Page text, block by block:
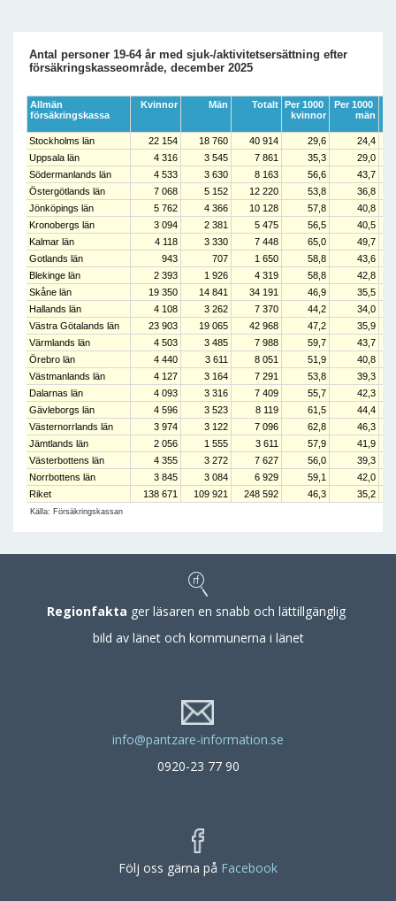
Antal personer 19-64 år med sjuk-/aktivitetsersättning efter
försäkringskasseområde, december 2025
Allmän
försäkringskassa
Kvinnor Män Totalt Per 1000
kvinnor
Per 1000
män
Stockholms län 22 154 18 760 40 914 29,6
24,4
Uppsala län
4 316 3 545 7 861 35,3
29,0
Södermanlands län
4 533 3 630 8 163 56,6
43,7
Östergötlands län
7 068 5 152 12 220 53,8
36,8
Jönköpings län
5 762 4 366 10 128 57,8
40,8
Kronobergs län
3 094 2 381 5 475 56,5
40,5
Kalmar län
4 118 3 330 7 448 65,0
49,7
Gotlands län
943 707 1 650 58,8
43,6
Blekinge län
2 393 1 926 4 319 58,8
42,8
Skåne län
19 350 14 841 34 191 46,9
35,5
Hallands län
4 108 3 262 7 370 44,2
34,0
Västra Götalands län
23 903 19 065 42 968 47,2
35,9
Värmlands län
4 503 3 485 7 988 59,7
43,7
Örebro län
4 440 3 611 8 051 51,9
40,8
Västmanlands län
4 127 3 164 7 291 53,8
39,3
Dalarnas län
4 093 3 316 7 409 55,7
42,3
Gävleborgs län
4 596 3 523 8 119 61,5
44,4
Västernorrlands län
3 974 3 122 7 096 62,8
46,3
Jämtlands län
2 056 1 555 3 611 57,9
41,9
Västerbottens län
4 355 3 272 7 627 56,0
39,3
Norrbottens län
3 845 3 084 6 929 59,1
42,0
Riket
138 671 109 921 248 592 46,3 35,2
Källa: Försäkringskassan
Regionfakta ger läsaren en snabb och lättillgänglig
bild av länet och kommunerna i länet
info@pantzare-information.se
0920-23 77 90
Följ oss gärna på Facebook